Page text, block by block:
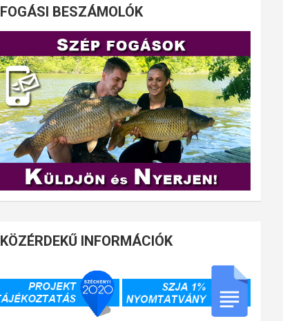
FOGÁSI BESZÁMOLÓK
KÖZÉRDEKŰ INFORMÁCIÓK